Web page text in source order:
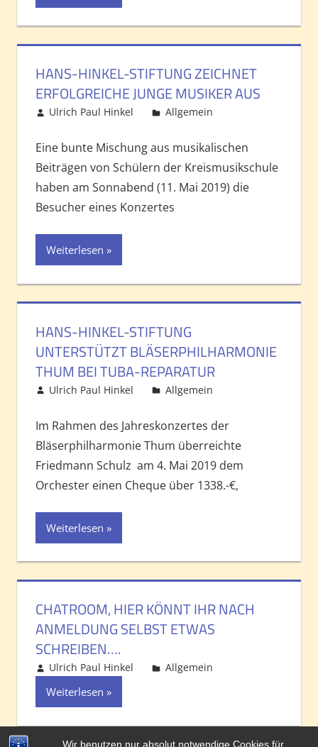
Wir benutzen nur absolut notwendige Cookies für
HANS-HINKEL-STIFTUNG ZEICHNET
ERFOLGREICHE JUNGE MUSIKER AUS
Ulrich Paul Hinkel Allgemein
Eine bunte Mischung aus musikalischen
Beiträgen von Schülern der Kreismusikschule
haben am Sonnabend (11. Mai 2019) die
Besucher eines Konzertes
Weiterlesen
HANS-HINKEL-STIFTUNG
UNTERSTÜTZT BLÄSERPHILHARMONIE
THUM BEI TUBA-REPARATUR
Ulrich Paul Hinkel Allgemein
Im Rahmen des Jahreskonzertes der
Bläserphilharmonie Thum überreichte
Friedmann Schulz am 4. Mai 2019 dem
Orchester einen Cheque über 1338.-€,
Weiterlesen
CHATROOM, HIER KÖNNT IHR NACH
ANMELDUNG SELBST ETWAS
SCHREIBEN….
Ulrich Paul Hinkel Allgemein
Weiterlesen